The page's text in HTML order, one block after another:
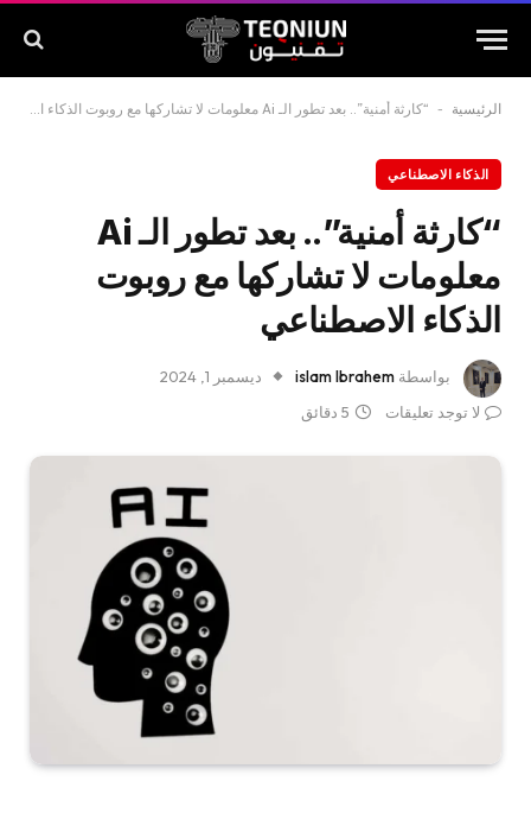
الرئيسية - “كارثة أمنية”.. بعد تطور الـ Ai معلومات لا تشاركها مع روبوت الذكاء الاصطناعي
الذكاء الاصطناعي
“كارثة أمنية”.. بعد تطور الـ Ai
معلومات لا تشاركها مع روبوت
الذكاء الاصطناعي
بواسطة islam Ibrahem
ديسمبر 1, 2024
لا توجد تعليقات
5 دقائق